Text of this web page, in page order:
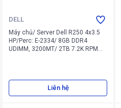
DELL
Máy chủ/ Server Dell R250 4x3.5
HP/Perc: E-2334/ 8GB DDR4
UDIMM, 3200MT/ 2TB 7.2K RPM
DVDRW/ Cabled PSU 450W/ No
Liên hệ